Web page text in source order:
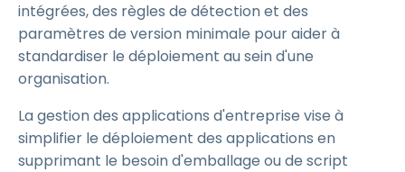
intégrées, des règles de détection et des
paramètres de version minimale pour aider à
standardiser le déploiement au sein d'une
organisation.
La gestion des applications d'entreprise vise à
simplifier le déploiement des applications en
supprimant le besoin d'emballage ou de script